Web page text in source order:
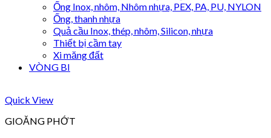
Ống Inox, nhôm, Nhôm nhựa, PEX, PA, PU, NYLON
Ống, thanh nhựa
Quả cầu Inox, thép, nhôm, Silicon, nhựa
Thiết bị cầm tay
Xi măng đất
VÒNG BI
Quick View
GIOĂNG PHỚT